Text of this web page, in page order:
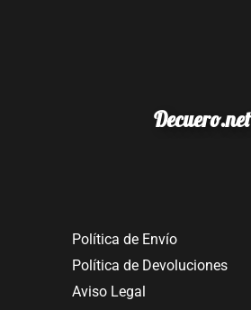
Decuero.net
Política de Envío
Política de Devoluciones
Aviso Legal